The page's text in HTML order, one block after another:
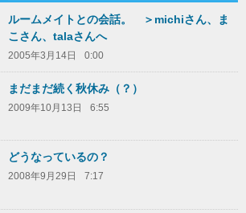
ルームメイトとの会話。 ＞michiさん、ま
こさん、talaさんへ
2005年3月14日 0:00
まだまだ続く秋休み（？）
2009年10月13日 6:55
どうなっているの？
2008年9月29日 7:17